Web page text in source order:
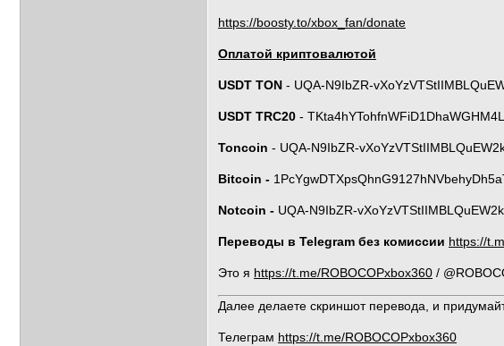
https://boosty.to/xbox_fan/donate
Оплатой криптовалютой
USDT TON - UQA-N9IbZR-
USDT TRC20 -
Toncoin- UQA-N9IbZR-
Bitcoin -
Notcoin - UQA-N9IbZR-
Переводы в Telegram без комиссии https://
Это я https://t.me/ROBOCOPxbox360 /
Далее делаете скриншот перевода, и
Телеграм https://t.me/ROBOCOPxbox360